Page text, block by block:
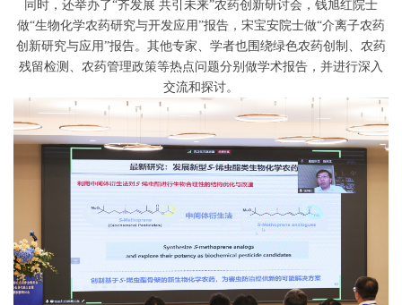
同时，还举办了“齐发展 共引未来”农药创新研讨会，钱旭红院士
做“生物化学农药研究与开发应用”报告，宋宝安院士做“介离子农药
创新研究与应用”报告。其他专家、学者也围绕绿色农药创制、农药
残留检测、农药管理政策等热点问题分别做学术报告，并进行深入
交流和探讨。